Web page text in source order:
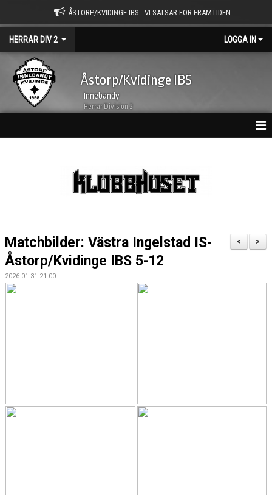
ÅSTORP/KVIDINGE IBS - VI SATSAR FÖR FRAMTIDEN
HERRAR DIV 2 LOGGA IN
Åstorp/Kvidinge IBS
Innebandy
Herrar Division 2
TRUPPEN
BILDGALLERI
>
<
Matchbilder: Västra Ingelstad IS-
Åstorp/Kvidinge IBS 5-12
2026-01-31 21:00